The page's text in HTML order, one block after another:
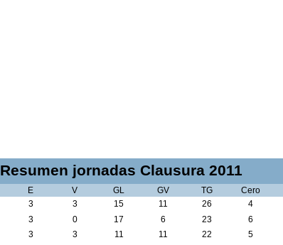
Resumen jornadas Clausura 2011
E V GL GV TG Cero
3 3 15 11 26 4
3 0 17 6 23 6
3 3 11 11 22 5